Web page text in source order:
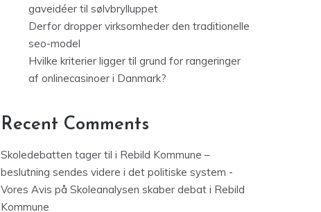
gaveidéer til sølvbrylluppet
Derfor dropper virksomheder den traditionelle
seo-model
Hvilke kriterier ligger til grund for rangeringer
af onlinecasinoer i Danmark?
Recent Comments
Skoledebatten tager til i Rebild Kommune –
beslutning sendes videre i det politiske system -
Vores Avis på Skoleanalysen skaber debat i Rebild
Kommune